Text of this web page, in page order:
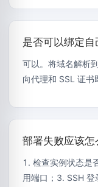
是否可以绑定自
可以。将域名解析
向代理和 SSL 证书
部署失败应该怎
1. 检查实例状态是
用端口；3. SSH